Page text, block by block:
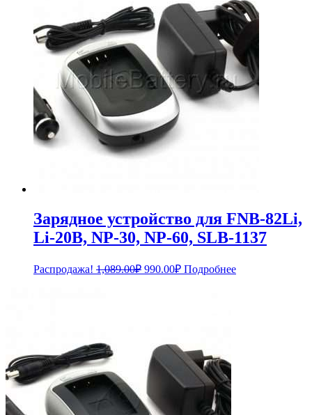
Зарядное устройство для FNB-82Li,
Li-20B, NP-30, NP-60, SLB-1137
Распродажа! 1,089.00₽ Первоначальная
990.00₽Текущая
цена:
Подробнее